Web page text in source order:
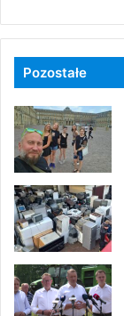
Pozostałe